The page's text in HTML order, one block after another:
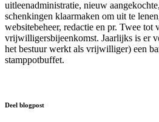
uitleenadministratie, nieuw
schenkingen klaarmaken om uit te
websitebeheer, redactie en pr. Twee tot
vrijwilligersbijeenkomst. Jaarlijks is er
het bestuur werkt als vrijwilliger) een
stamppotbuffet.
Deel blogpost